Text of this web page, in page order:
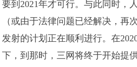
要到2021年才可行。与此同时，
（或由于法律问题已经解决，再
发射的计划正在顺利进行。在
下，到那时，三网将终于开始提